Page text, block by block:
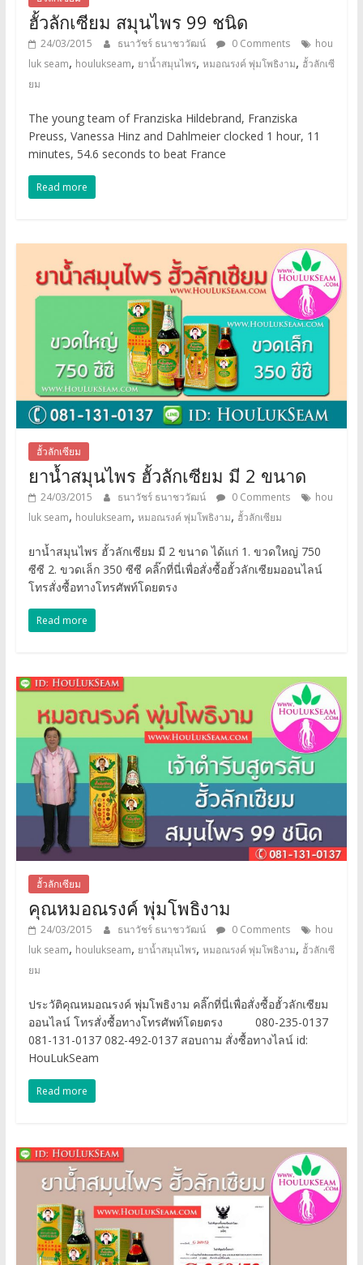
ฮั้วลักเซียม สมุนไพร 99 ชนิด
24/03/2015 ธนาวัชร์ ธนาชววัฒน์ 0 Comments
hou
luk seam, houlukseam, ยาน้ำสมุนไพร, หมอณรงค์ พุ่มโพธิงาม, ฮั้วลักเซี
ยม
The young team of Franziska Hildebrand, Franziska
Preuss, Vanessa Hinz and Dahlmeier clocked 1 hour, 11
minutes, 54.6 seconds to beat France
Read more
ฮั้วลักเซียม
ยาน้ำสมุนไพร ฮั้วลักเซียม มี 2 ขนาด
24/03/2015 ธนาวัชร์ ธนาชววัฒน์ 0 Comments
hou
luk seam, houlukseam, หมอณรงค์ พุ่มโพธิงาม, ฮั้วลักเซียม
ยาน้ำสมุนไพร ฮั้วลักเซียม มี 2 ขนาด ได้แก่ 1. ขวดใหญ่ 750
ซีซี 2. ขวดเล็ก 350 ซีซี คลิ๊กที่นี่เพื่อสั่งซื้อฮั้วลักเซียมออนไลน์
โทรสั่งซื้อทางโทรศัพท์โดยตรง
Read more
ฮั้วลักเซียม
คุณหมอณรงค์ พุ่มโพธิงาม
24/03/2015 ธนาวัชร์ ธนาชววัฒน์ 0 Comments
hou
luk seam, houlukseam, ยาน้ำสมุนไพร, หมอณรงค์ พุ่มโพธิงาม, ฮั้วลักเซี
ยม
ประวัติคุณหมอณรงค์ พุ่มโพธิงาม คลิ๊กที่นี่เพื่อสั่งซื้อฮั้วลักเซียม
ออนไลน์ โทรสั่งซื้อทางโทรศัพท์โดยตรง 080-235-0137
081-131-0137 082-492-0137 สอบถาม สั่งซื้อทางไลน์ id:
HouLukSeam
Read more